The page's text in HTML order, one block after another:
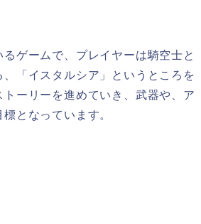
ゲームで、プレイヤーは騎空士と
「イスタルシア」というところを
ーリーを進めていき、武器や、ア
となっています。